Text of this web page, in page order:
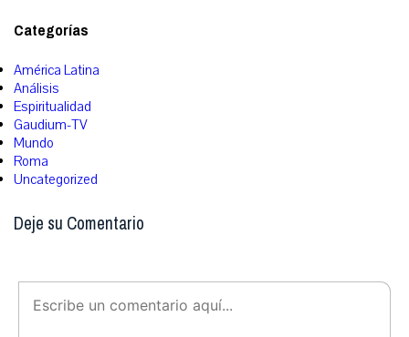
Categorías
América Latina
Análisis
Espiritualidad
Gaudium-TV
Mundo
Roma
Uncategorized
Deje su Comentario